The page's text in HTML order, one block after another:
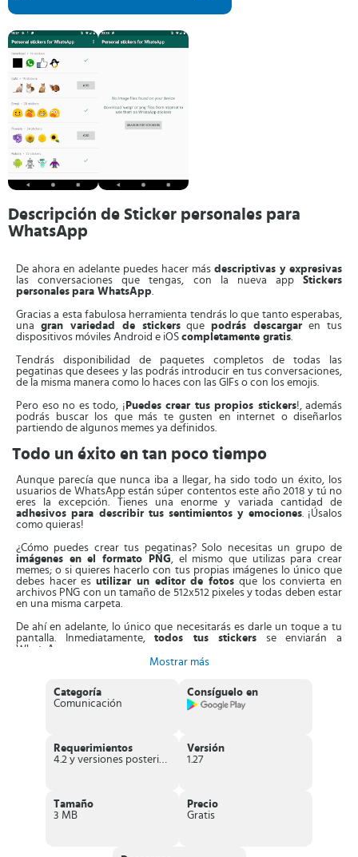
Descripción de Sticker personales para
WhatsApp
De ahora en adelante puedes hacer más descriptivas y expresivas
las conversaciones que tengas, con la nueva app Stickers
personales para WhatsApp.
Gracias a esta fabulosa herramienta tendrás lo que tanto esperabas,
una gran variedad de stickersquepodrás descargar en tus
dispositivos móviles Android e iOS completamente gratis.
Tendrás disponibilidad de paquetes completos de todas las
pegatinas que desees y las podrás introducir en tus conversaciones,
de la misma manera como lo haces con las GIFs o con los emojis.
Pero eso no es todo, ¡ Puedes crear tus propios stickers!, además
podrás buscar los que más te gusten en internet o diseñarlos
partiendo de algunos memes ya definidos.
Todo un éxito en tan poco tiempo
Aunque parecía que nunca iba a llegar, ha sido todo un éxito, los
usuarios de WhatsApp están súper contentos este año 2018 y tú no
eres la excepción. Tienes una enorme y variada cantidad de
adhesivos para describir tus sentimientos y emociones. ¡Úsalos
como quieras!
¿Cómo puedes crear tus pegatinas? Solo necesitas un grupo de
imágenes en el formato PNG, el mismo que utilizas para crear
memes; o si quieres hacerlo con tus propias imágenes lo único que
debes hacer esutilizar un editor de fotos que los convierta en
archivos PNG con un tamaño de 512x512 pixeles y todas deben estar
en una misma carpeta.
De ahí en adelante, lo único que necesitarás es darle un toque a tu
pantalla. Inmediatamente,todos tus stickers se enviarán a
WhatsApp.
pegatina.Es más fácil, rápido y seguro, ya no tendrás que pasar
largo rato escribiendo como te sientes; ¡díselo con un Sticker
Características de Sticker personales para
WhatsApp
Las pegatinas que compartas con tus amigos,
guardadas por ellos
y utilizadas en sus propios chats.
Mostrar más
Categoría
Comunicación
Consíguelo en
Requerimientos
4.2 y versiones posteriores
Versión
1.27
Tamaño
3 MB
Precio
Gratis